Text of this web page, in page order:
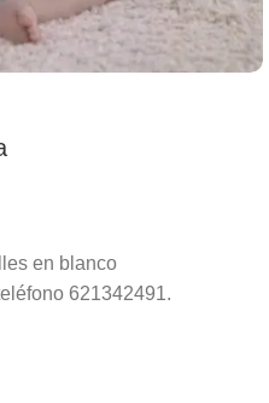
en blanco
621342491.